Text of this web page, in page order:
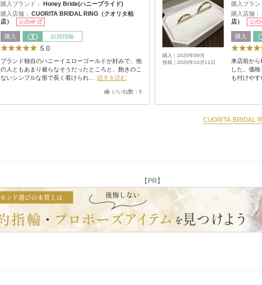
購入ブランド：
Honey Bride(ハニーブライド)
購入店舗： CUORITA BRIDAL RING（クオリタ柏
店）
公式HP
購入 結婚指輪
5.0
ブランド独自のハニーイエローゴールドが好みで、他
の人ともあまり被らなそうだったところと、飽きのこ
ないシンプルな形で長く着けられ… 続きを読む
いいね数：0
購入｜2020年09月
投稿｜2020年10月11日
購入ブラン
購入店舗：
店）
公式
購入
来店前か
した。価
も付けや
CUORITA BRIDAL
【PR】